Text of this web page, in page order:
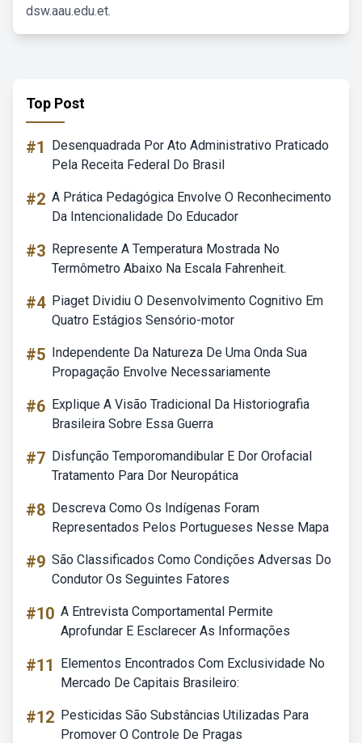
dsw.aau.edu.et.
Top Post
#1
Desenquadrada Por Ato Administrativo Praticado
Pela Receita Federal Do Brasil
#2 A Prática Pedagógica Envolve O Reconhecimento
Da Intencionalidade Do Educador
#3 Represente A Temperatura Mostrada No
Termômetro Abaixo Na Escala Fahrenheit.
#4 Piaget Dividiu O Desenvolvimento Cognitivo Em
Quatro Estágios Sensório-motor
#5 Independente Da Natureza De Uma Onda Sua
Propagação Envolve Necessariamente
#6 Explique A Visão Tradicional Da Historiografia
Brasileira Sobre Essa Guerra
#7 Disfunção Temporomandibular E Dor Orofacial
Tratamento Para Dor Neuropática
#8 Descreva Como Os Indígenas Foram
Representados Pelos Portugueses Nesse Mapa
#9 São Classificados Como Condições Adversas Do
Condutor Os Seguintes Fatores
#10 A Entrevista Comportamental Permite
Aprofundar E Esclarecer As Informações
#11
Elementos Encontrados Com Exclusividade No
Mercado De Capitais Brasileiro:
#12 Pesticidas São Substâncias Utilizadas Para
Promover O Controle De Pragas